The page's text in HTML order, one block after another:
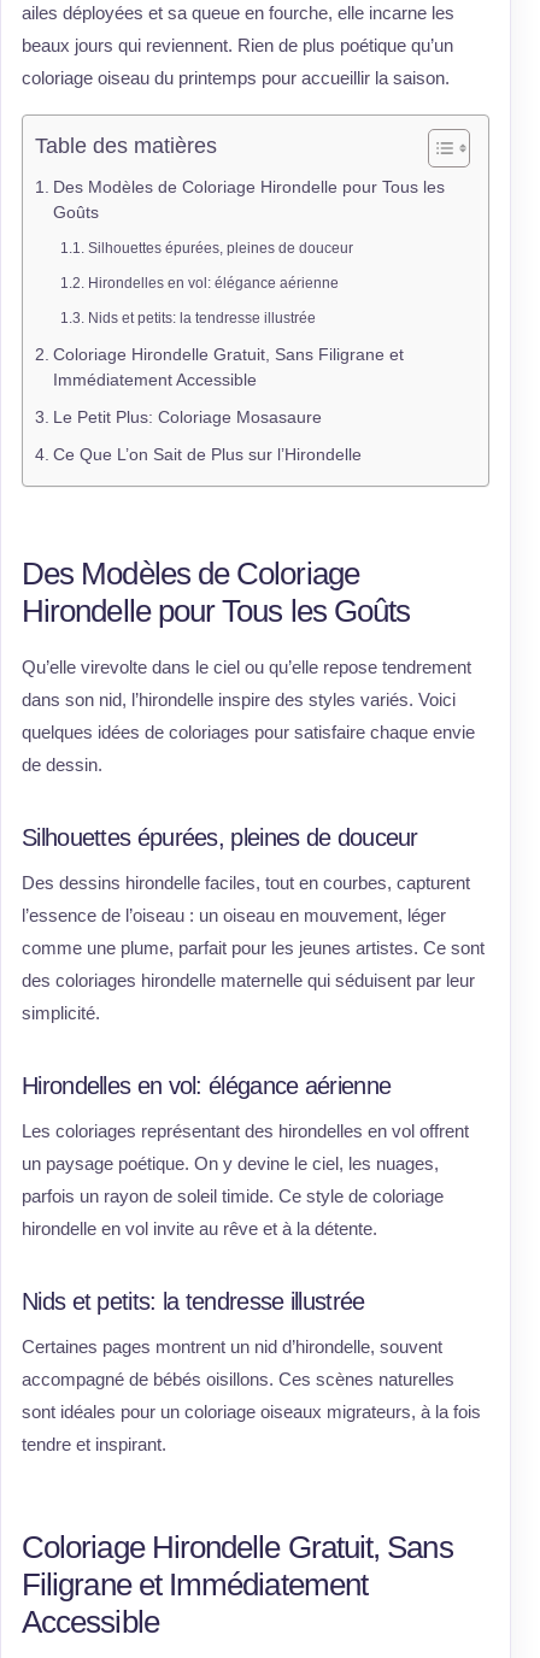
ailes déployées et sa queue en fourche, elle incarne les
beaux jours qui reviennent. Rien de plus poétique qu’un
coloriage oiseau du printemps pour accueillir la saison.
Table des matières
Des Modèles de Coloriage Hirondelle pour Tous les
Goûts
Silhouettes épurées, pleines de douceur
Hirondelles en vol: élégance aérienne
Nids et petits: la tendresse illustrée
Coloriage Hirondelle Gratuit, Sans Filigrane et
Immédiatement Accessible
Le Petit Plus: Coloriage Mosasaure
Ce Que L’on Sait de Plus sur l’Hirondelle
Des Modèles de Coloriage
Hirondelle pour Tous les Goûts
Qu’elle virevolte dans le ciel ou qu’elle repose tendrement
dans son nid, l’hirondelle inspire des styles variés. Voici
quelques idées de coloriages pour satisfaire chaque envie
de dessin.
Silhouettes épurées, pleines de douceur
Des dessins hirondelle faciles, tout en courbes, capturent
l’essence de l’oiseau : un oiseau en mouvement, léger
comme une plume, parfait pour les jeunes artistes. Ce sont
des coloriages hirondelle maternelle qui séduisent par leur
simplicité.
Hirondelles en vol: élégance aérienne
Les coloriages représentant des hirondelles en vol offrent
un paysage poétique. On y devine le ciel, les nuages,
parfois un rayon de soleil timide. Ce style de coloriage
hirondelle en vol invite au rêve et à la détente.
Nids et petits: la tendresse illustrée
Certaines pages montrent un nid d’hirondelle, souvent
accompagné de bébés oisillons. Ces scènes naturelles
sont idéales pour un coloriage oiseaux migrateurs, à la fois
tendre et inspirant.
Coloriage Hirondelle Gratuit, Sans
Filigrane et Immédiatement
Accessible